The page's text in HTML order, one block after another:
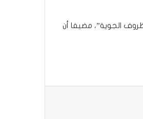
الجوية”، مضيفا أن